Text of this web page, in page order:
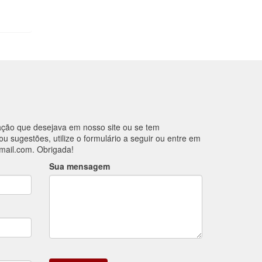
que desejava em nosso site ou se tem
sugestões, utilize o formulário a seguir ou entre em
. Obrigada!
Sua mensagem